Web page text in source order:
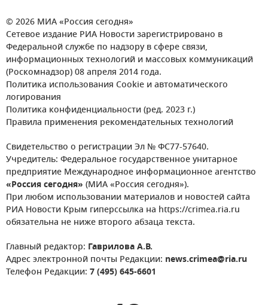
© 2026 МИА «Россия сегодня»
Сетевое издание РИА Новости зарегистрировано в
Федеральной службе по надзору в сфере связи,
информационных технологий и массовых коммуникаций
(Роскомнадзор) 08 апреля 2014 года.
Политика использования Cookie и автоматического
логирования
Политика конфиденциальности (ред. 2023 г.)
Правила применения рекомендательных технологий
Свидетельство о регистрации Эл № ФС77-57640.
Учредитель: Федеральное государственное унитарное
предприятие Международное информационное агентство
«Россия сегодня» (МИА «Россия сегодня»).
При любом использовании материалов и новостей сайта
РИА Новости Крым гиперссылка на https://crimea.ria.ru
обязательна не ниже второго абзаца текста.
Главный редактор: Гаврилова А.В.
Адрес электронной почты Редакции: news.crimea@ria.ru
Телефон Редакции: 7 (495) 645-6601